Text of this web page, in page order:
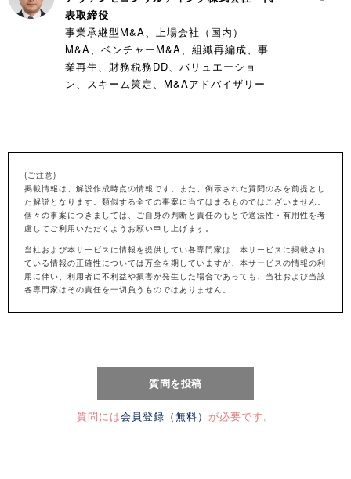
表取締役
事業承継型M&A、上場会社（国内）
M&A、ベンチャーM&A、組織再編成、事
業再生、財務税務DD、バリュエーショ
ン、スキーム策定、M&Aアドバイザリー
(ご注意)
掲載情報は、解説作成時点の情報です。また、例示された質問のみを前提とし
た解説となります。類似する全ての事案に当てはまるものではございません。
個々の事案につきましては、ご自身の判断と責任のもとで適法性・有用性を考
慮してご利用いただくようお願い申し上げます。
当社および本サービスに情報を提供してい各専門家は、本サービスに掲載され
ている情報の正確性については万全を期していますが、本サービスの情報の利
用に伴い、利用者に不利益や損害が発生した場合であっても、当社および当該
各専門家はその責任を一切負うものではありません。
質問には会員登録（無料） が必要です。